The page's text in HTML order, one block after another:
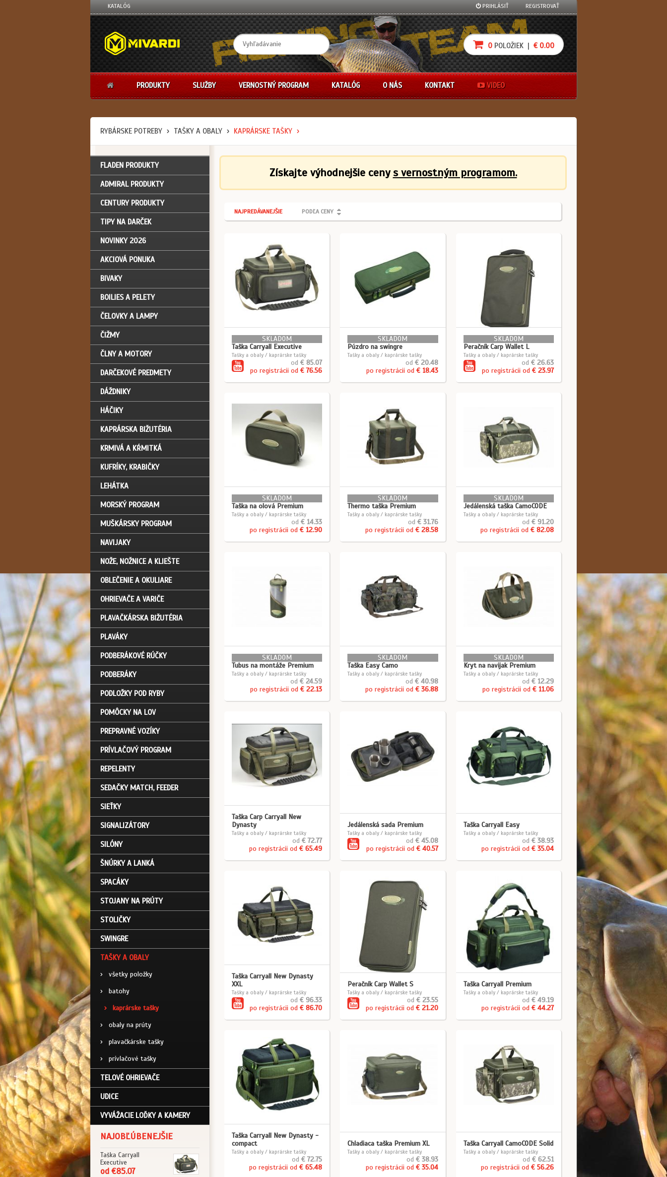
KATALÓG PRIHLÁSIŤ REGISTROVAŤ
0 POLOŽIEK | € 0.00
PRODUKTY SLUŽBY VERNOSTNÝ PROGRAM KATALÓG O NÁS KONTAKT VIDEO
RYBÁRSKE POTREBY TAŠKY A OBALY KAPRÁRSKE TAŠKY
FLADEN PRODUKTY
ADMIRAL PRODUKTY
CENTURY PRODUKTY
TIPY NA DARČEK
NOVINKY 2026
AKCIOVÁ PONUKA
BIVAKY
BOILIES A PELETY
ČELOVKY A LAMPY
ČIŽMY
ČLNY A MOTORY
DARČEKOVÉ PREDMETY
DÁŽDNIKY
HÁČIKY
KAPRÁRSKA BIŽUTÉRIA
KRMIVÁ A KŔMITKÁ
KUFRÍKY, KRABIČKY
LEHÁTKA
MORSKÝ PROGRAM
MUŠKÁRSKY PROGRAM
NAVIJAKY
NOŽE, NOŽNICE A KLIEŠTE
OBLEČENIE A OKULIARE
OHRIEVAČE A VARIČE
PLAVAČKÁRSKA BIŽUTÉRIA
PLAVÁKY
PODBERÁKOVÉ RÚČKY
PODBERÁKY
PODLOŽKY POD RYBY
POMÔCKY NA LOV
PREPRAVNÉ VOZÍKY
PRÍVLAČOVÝ PROGRAM
REPELENTY
SEDAČKY MATCH, FEEDER
SIEŤKY
SIGNALIZÁTORY
SILÓNY
ŠNÚRKY A LANKÁ
SPACÁKY
STOJANY NA PRÚTY
STOLIČKY
SWINGRE
TAŠKY A OBALY
›
všetky položky
›
batohy
›
kaprárske tašky
›
obaly na prúty
›
plavačkárske tašky
›
prívlačové tašky
TELOVÉ OHRIEVAČE
UDICE
VYVÁŽACIE LOĎKY A KAMERY
NAJOBĽÚBENEJŠIE
Taška Carryall
Executive
od €85.07
Získajte výhodnejšie cenys vernostným programom.
NAJPREDÁVANEJŠIE PODĽA CENY
SKLADOM
Taška Carryall Executive
Tašky a obaly / kaprárske tašky
od€ 85.07
po registrácii od€ 76.56
SKLADOM
Púzdro na swingre
Tašky a obaly / kaprárske tašky
od € 20.48
po registrácii od € 18.43
SKLADOM
Peračník Carp Wallet L
Tašky a obaly / kaprárske tašky
od € 26.63
po registrácii od € 23.97
SKLADOM
Taška na olová Premium
Tašky a obaly / kaprárske tašky
od€ 14.33
po registrácii od€ 12.90
SKLADOM
Thermo taška Premium
Tašky a obaly / kaprárske tašky
od € 31.76
po registrácii od € 28.58
SKLADOM
Jedálenská taška CamoCODE
Tašky a obaly / kaprárske tašky
od € 91.20
po registrácii od € 82.08
SKLADOM
Tubus na montáže Premium
Tašky a obaly / kaprárske tašky
od€ 24.59
po registrácii od€ 22.13
SKLADOM
Taška Easy Camo
Tašky a obaly / kaprárske tašky
od € 40.98
po registrácii od € 36.88
SKLADOM
Kryt na navijak Premium
Tašky a obaly / kaprárske tašky
od € 12.29
po registrácii od € 11.06
Taška Carp Carryall New
Dynasty
Tašky a obaly / kaprárske tašky
od€ 72.77
po registrácii od€ 65.49
Jedálenská sada Premium
Tašky a obaly / kaprárske tašky
od € 45.08
po registrácii od € 40.57
Taška Carryall Easy
Tašky a obaly / kaprárske tašky
od € 38.93
po registrácii od € 35.04
Taška Carryall New Dynasty
XXL
Tašky a obaly / kaprárske tašky
od€ 96.33
po registrácii od€ 86.70
Peračník Carp Wallet S
Tašky a obaly / kaprárske tašky
od € 23.55
po registrácii od € 21.20
Taška Carryall Premium
Tašky a obaly / kaprárske tašky
od € 49.19
po registrácii od € 44.27
Taška Carryall New Dynasty -
compact
Tašky a obaly / kaprárske tašky
od€ 72.75
po registrácii od€ 65.48
Chladiaca taška Premium XL
Tašky a obaly / kaprárske tašky
od € 38.93
po registrácii od € 35.04
Taška Carryall CamoCODE Solid
Tašky a obaly / kaprárske tašky
od € 62.51
po registrácii od € 56.26